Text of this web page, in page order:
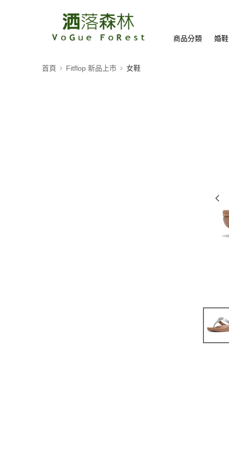
商品分類 婚
首頁 Fitflop 新品上市 女鞋